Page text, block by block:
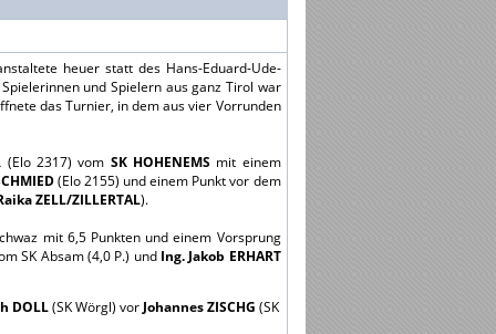
heuer statt des Hans-Eduard-Ude-
und Spielern aus ganz Tirol war
das Turnier, in dem aus vier Vorrunden
(Elo 2317) vom SK HOHENEMSmit einem
(Elo 2155) und einem Punkt vor dem
ZELL/ZILLERTAL).
mit 6,5 Punkten und einem Vorsprung
SK Absam (4,0 P.) undIng. Jakob ERHART
DOLL(SK Wörgl) vor Johannes ZISCHG (SK